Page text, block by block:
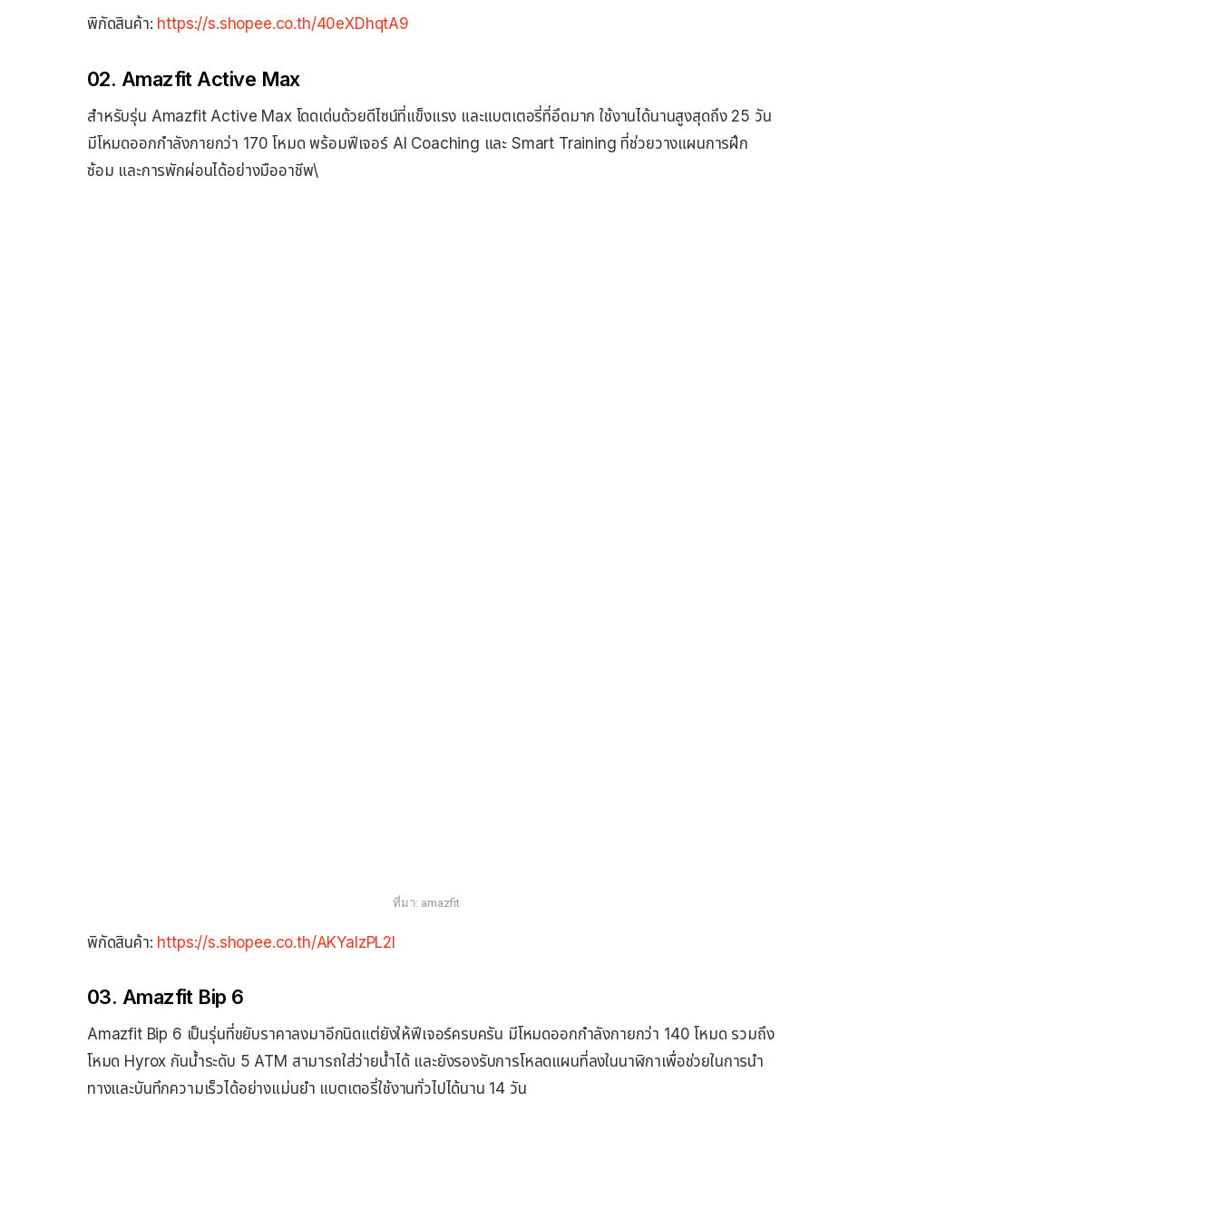
พิกัดสินค้า: https://s.shopee.co.th/40eXDhqtA9
02. Amazfit Active Max
สำหรับรุ่น Amazfit Active Max โดดเด่นด้วยดีไซน์ที่แข็งแรง และแบตเตอรี่ที่อึดมาก ใช้งานได้นานสูงสุดถึง 25 วัน
มีโหมดออกกำลังกายกว่า 170 โหมด พร้อมฟีเจอร์ AI Coaching และ Smart Training ที่ช่วยวางแผนการฝึก
ซ้อม และการพักผ่อนได้อย่างมืออาชีพ\
ที่มา: amazfit
พิกัดสินค้า: https://s.shopee.co.th/AKYalzPL2I
03. Amazfit Bip 6
Amazfit Bip 6 เป็นรุ่นที่ขยับราคาลงมาอีกนิดแต่ยังให้ฟีเจอร์ครบครัน มีโหมดออกกำลังกายกว่า 140 โหมด รวมถึง
โหมด Hyrox กันน้ำระดับ 5 ATM สามารถใส่ว่ายน้ำได้ และยังรองรับการโหลดแผนที่ลงในนาฬิกาเพื่อช่วยในการนำ
ทางและบันทึกความเร็วได้อย่างแม่นยำ แบตเตอรี่ใช้งานทั่วไปได้นาน 14 วัน